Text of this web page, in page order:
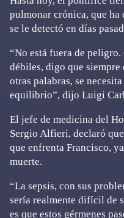
pulmonar crónica, que
se le detectó en días
“No está fuera de
débiles, digo que siempre
otras palabras, se
equilibrio”, dijo Luigi
El jefe de medicina del
Sergio Alfieri, declaró
que enfrenta Francisco,
muerte.
“La sepsis, con sus
sería realmente difícil de
es que estos gérmenes